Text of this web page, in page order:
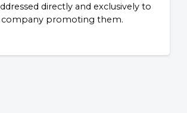
directly and exclusively to
promoting them.